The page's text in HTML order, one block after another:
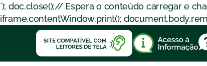
`); doc.close();// Espera o conteúdo carregar e
iframe.contentWindow.print();